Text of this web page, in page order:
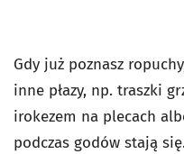
Gdy już poznasz
inne płazy, np. traszki
irokezem na plecach
podczas godów stają